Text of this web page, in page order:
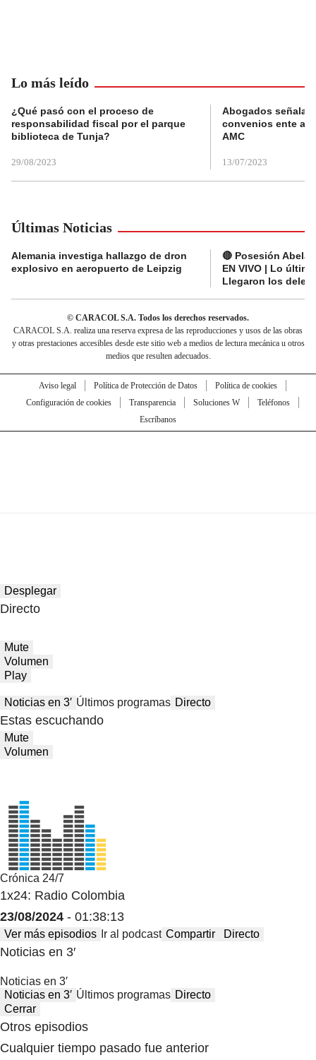
Lo más leído
¿Qué pasó con el proceso de
responsabilidad fiscal por el parque
biblioteca de Tunja?
29/08/2023
Abogados
convenios ente
AMC
13/07/2023
Últimas Noticias
Alemania investiga hallazgo de dron
explosivo en aeropuerto de Leipzig
🔴 Posesión
EN VIVO | Lo
Llegaron los
© CARACOL S.A. Todos los derechos reservados.
CARACOL S.A. realiza una reserva expresa de las reproducciones y usos de las obras
y otras prestaciones accesibles desde este sitio web a medios de lectura mecánica u otros
medios que resulten adecuados.
Aviso legal Política de Protección de Datos
Política de cookies
Configuración de cookies
Transparencia Soluciones W
Teléfonos
Escríbanos
Desplegar
Directo
Mute
Volumen
Play
Noticias en 3′ Últimos programas Directo
Estas escuchando
Mute
Volumen
Crónica 24/7
1x24: Radio Colombia
23/08/2024 - 01:38:13
Ver más episodios Ir al podcast Compartir Directo
Noticias en 3′
Noticias en 3′
Noticias en 3′ Últimos programas Directo
Cerrar
Otros episodios
Cualquier tiempo pasado fue anterior